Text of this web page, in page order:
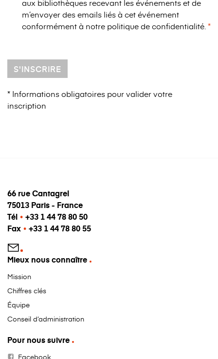
aux bibliothèques recevant les événements et de
m’envoyer des emails liés à cet événement
conformément à notre politique de confidentialité
S'INSCRIRE
* Informations obligatoires pour valider votre
inscription
66 rue Cantagrel
75013 Paris - France
Tél • +33 1 44 78 80 50
Fax • +33 1 44 78 80 55
Mieux nous connaître
Mission
Chiffres clés
Équipe
Conseil d’administration
Pour nous suivre
Facebook